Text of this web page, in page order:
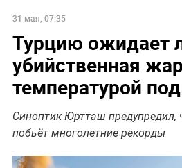
31 мая, 07:35
Турцию ожидает
убийственная
температурой
Синоптик Юртташ предупредил,
побьёт многолетние рекорды